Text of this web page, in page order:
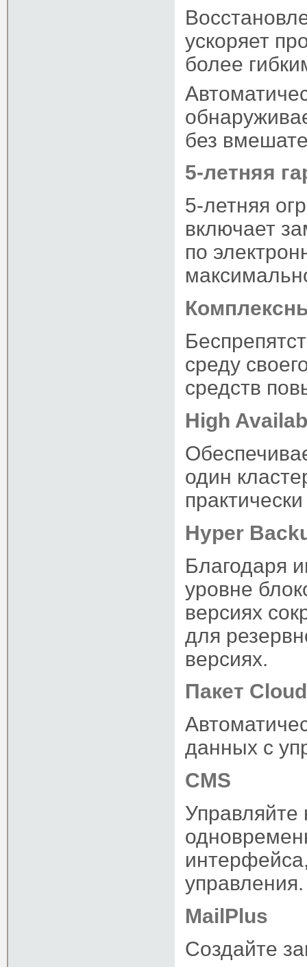
ускоряет
более
без
5-летняя
5-летняя
включает
по
среду
средств
High
один
Hyper
Благодаря
уровне
версиях
для
версиях.
Пакет
данных с
CMS
Управляйте
управления.
MailPlus
Создайте